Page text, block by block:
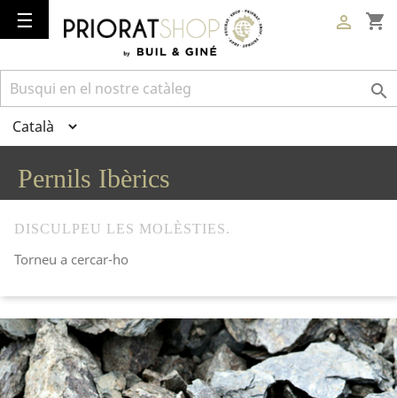
shopping_cart

Toggle
navigation
☰

Pernils Ibèrics
DISCULPEU LES MOLÈSTIES.
Torneu a cercar-ho